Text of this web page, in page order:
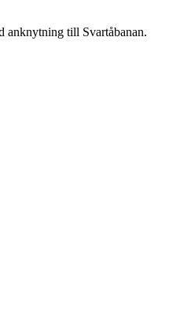
anknytning till Svartåbanan.